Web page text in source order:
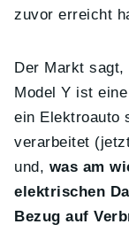
zuvor erreicht
Der Markt
Model Y ist
ein Elektroauto
verarbeitet
und, was am
elektrischen
Bezug auf